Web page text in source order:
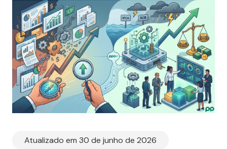
Atualizado em 30 de junho de 2026